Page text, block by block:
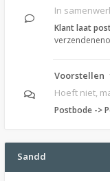
In
Klant laat
Voorstellen
Hoeft niet,
Postbode ->
Sandd